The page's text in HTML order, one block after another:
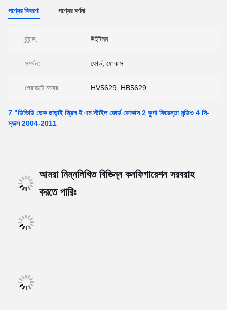
পণ্যের বিবরণ পণ্যের বর্ণনা
ব্র্যান্ড: উইটসন
সমর্থন: ফোর্ড, ফোকাস
প্রোডাক্ট নম্বর: HV5629, HB5629
7 "ডিভিডি ডেক ছাড়াই স্ক্রিন ই এম স্টাইল ফোর্ড ফোকাস 2 কুগা ফিয়েস্তা মন্ডিও 4 সি-
ম্যাক্স 2004-2011
আমরা নিম্নলিখিত বিভিন্ন কনফিগারেশন সরবরাহ
করতে পারিঃ